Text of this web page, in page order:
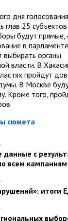
дня
глав 25
будут
в
выбирать органы
власти. В
пройдут
В Москве
Кроме того,
сюжета
с
всем
итоги